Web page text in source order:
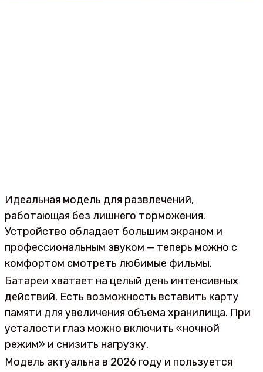
Идеальная модель для развлечений,
работающая без лишнего торможения.
Устройство обладает большим экраном и
профессиональным звуком — теперь можно с
комфортом смотреть любимые фильмы.
Батареи хватает на целый день интенсивных
действий. Есть возможность вставить карту
памяти для увеличения объема хранилища. При
усталости глаз можно включить «ночной
режим» и снизить нагрузку.
Модель актуальна в 2026 году и пользуется